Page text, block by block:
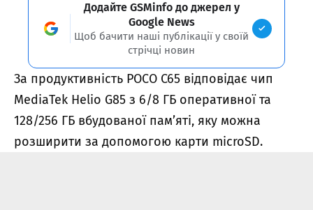
Додайте GSMinfo до джерел у
Google News
Щоб бачити наші публікації у своїй
стрічці новин
За продуктивність POCO C65 відповідає чип
MediaTek Helio G85 з 6/8 ГБ оперативної та
128/256 ГБ вбудованої пам’яті, яку можна
розширити за допомогою карти microSD.